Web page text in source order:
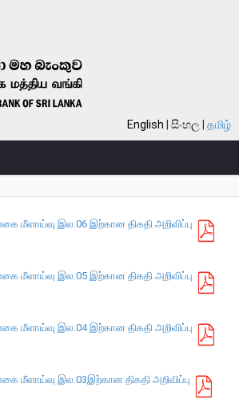
English සිංහල தமிழ்
இல.06 இற்கான திகதி அறிவிப்பு
இல.05 இற்கான திகதி அறிவிப்பு
இல.04 இற்கான திகதி அறிவிப்பு
இல.03இற்கான திகதி அறிவிப்பு